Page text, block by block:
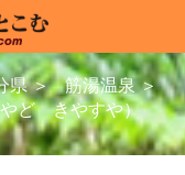
県 ＞
筋湯温泉 ＞
ど きやすや）